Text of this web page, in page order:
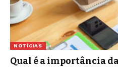
NOTÍCIAS
Qual é a importância